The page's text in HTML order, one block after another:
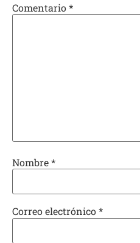
Comentario*
Nombre*
Correo electrónico*